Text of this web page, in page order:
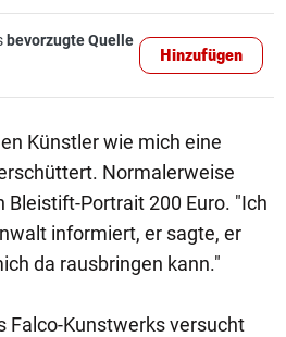
bevorzugte Quelle
Hinzufügen
Künstler wie mich eine
Normalerweise
Bleistift-Portrait 200 Euro. "Ich
informiert, er sagte, er
da rausbringen kann."
Falco-Kunstwerks versucht